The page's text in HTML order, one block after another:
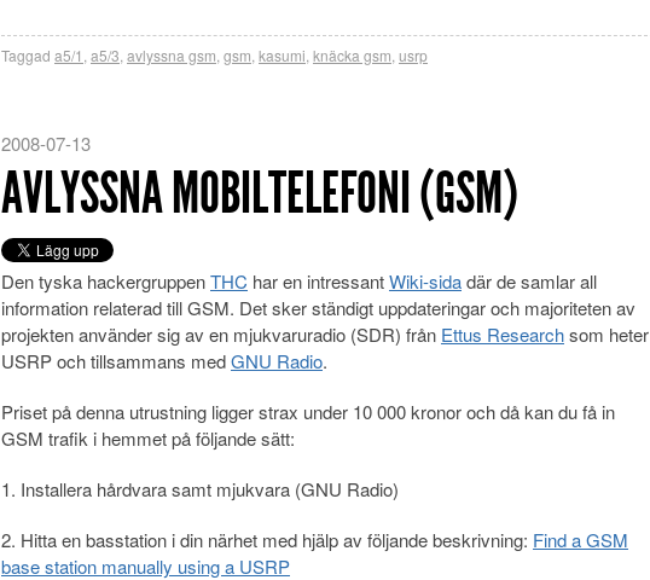
Taggad a5/1 a5/3 avlyssna gsm gsm kasumi knäcka gsm usrp
2008-07-13
AVLYSSNA MOBILTELEFONI (GSM)
Den tyska hackergruppenTHC har en intressantWiki-sidadär de samlar all
information relaterad till GSM. Det sker ständigt uppdateringar och majoriteten av
projekten använder sig av en mjukvaruradio (SDR) från Ettus Researchsom heter
USRP och tillsammans medGNU Radio.
Priset på denna utrustning ligger strax under 10 000 kronor och då kan du få in
GSM trafik i hemmet på följande sätt:
1. Installera hårdvara samt mjukvara (GNU Radio)
2. Hitta en basstation i din närhet med hjälp av följande beskrivning: Find a GSM
base station manually using a USRP